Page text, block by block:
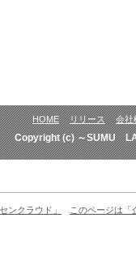
HOME リリース 会社
Copyright (c) ～SUMU
ンクラウド」 このページは